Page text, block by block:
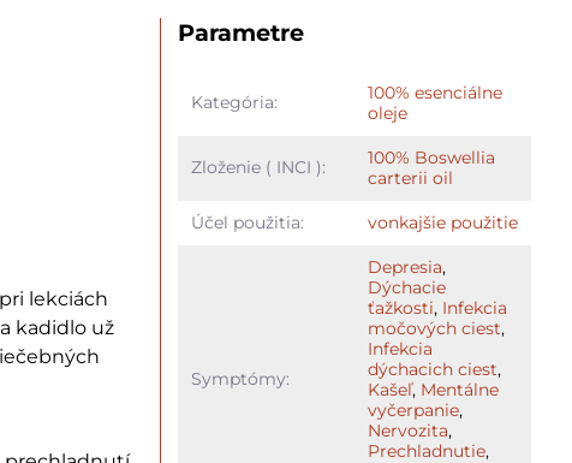
lekciách
kadidlo už
Parametre
Kategória:
100% esenciálne
oleje
Zloženie ( INCI ):
100% Boswellia
carterii oil
Účel použitia: vonkajšie použitie
Symptómy:
Depresia,
Dýchacie
ťažkosti, Infekcia
močových ciest,
Infekcia
dýchacich ciest,
Kašeľ, Mentálne
vyčerpanie,
Nervozita,
Prechladnutie,